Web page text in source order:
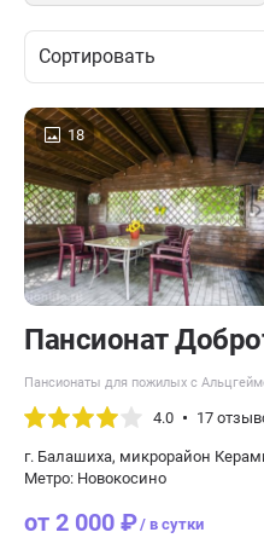
Сортировать
18
Пансионат
Пансионаты для пожилых с
4.0 17
г. Балашиха, микрорайон
Метро: Новокосино
от 2 000 ₽/ в сутки